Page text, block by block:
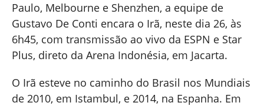
Paulo, Melbourne e Shenzhen, a equipe de
Gustavo De Conti encara o Irã, neste dia 26, às
6h45, com transmissão ao vivo da ESPN e Star
Plus, direto da Arena Indonésia, em Jacarta.
O Irã esteve no caminho do Brasil nos Mundiais
de 2010, em Istambul, e 2014, na Espanha. Em